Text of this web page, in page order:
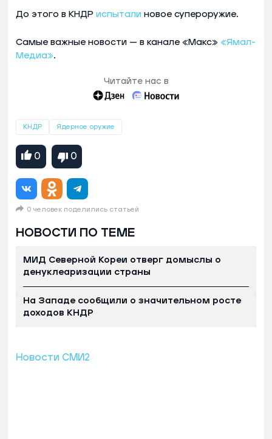
До этого в КНДР испытали новое супероружие.
Самые важные новости — в канале «Макс» «Ямал-
Медиа».
Читайте нас в
КНДР Ядерное оружие
0 0
0 человек поделились статьей
НОВОСТИ ПО ТЕМЕ
МИД Северной Кореи отверг домыслы о
денуклеаризации страны
На Западе сообщили о значительном росте
доходов КНДР
Новости СМИ2